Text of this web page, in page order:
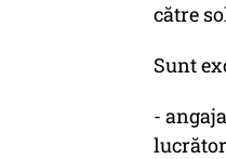
către
Sunt
-